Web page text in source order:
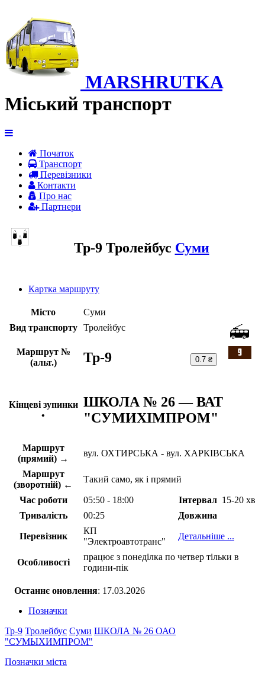
MARSHRUTKA
Міський транспорт
Початок
Транспорт
Перевiзники
Контакти
Про нас
Партнери
Тр-9 Тролейбус Суми
Картка маршруту
Місто
Суми
Вид транспорту
Тролейбус
Маршрут №
(альт.)
Тр-9 0.7 ₴
Кінцеві зупинки
•
ШКОЛА № 26 — ВАТ
"СУМИХІМПРОМ"
Маршрут
(прямий) →
вул. ОХТИРСЬКА - вул. ХАРКІВСЬКА
Маршрут
(зворотній) ←
Такий само, як і прямий
Час роботи 05:50 - 18:00 Інтервал 15-20 хв
Тривалість
00:25 Довжина
Перевізник
КП
"Электроавтотранс"
Детальніше ...
Особливості
працює з понеділка по четвер тільки в
години-пік
Останнє оновлення: 17.03.2026
Позначки
Тр-9 Тролейбус Суми ШКОЛА № 26 ОАО
"СУМЫХИМПРОМ"
Позначки міста